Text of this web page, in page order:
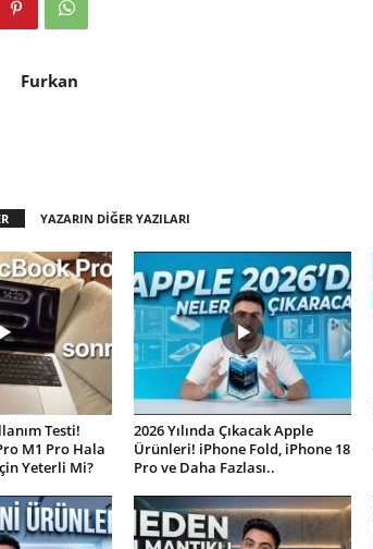
Furkan
YAZARIN DİĞER YAZILARI
Testi!
M1 Pro Hala
Yeterli Mi?
2026 Yılında Çıkacak Apple
Ürünleri! iPhone Fold, iPhone 18
Pro ve Daha Fazlası..